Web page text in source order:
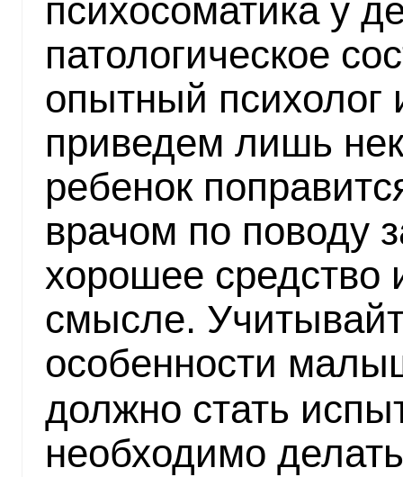
психосоматика у
патологическое
опытный психолог
приведем лишь
ребенок
врачом по поводу
хорошее средство
смысле.
особенности
должно стать
необходимо